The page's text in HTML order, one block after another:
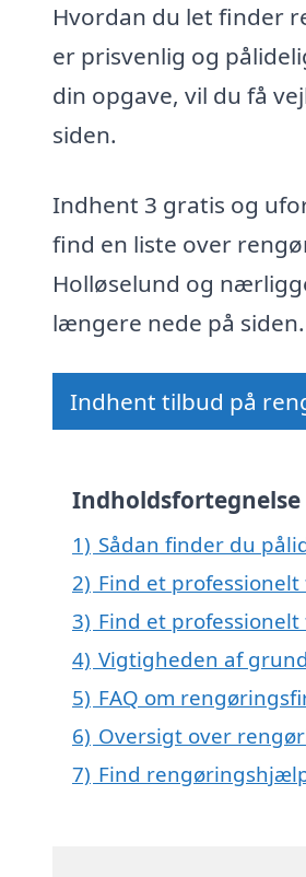
Hvordan du let finder
er prisvenlig og
din opgave, vil du få
siden.
Indhent 3 gratis og
find en liste over
Holløselund og
længere nede på siden.
Indhent tilbud på
Indholdsfortegnelse
1) Sådan finder du
2) Find et
3) Find et
4) Vigtigheden af
5) FAQ om
6) Oversigt over
7) Find